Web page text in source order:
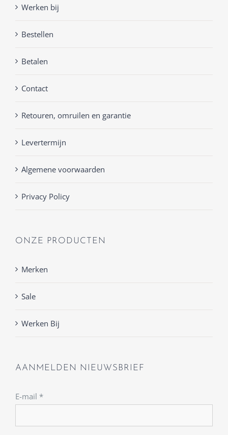
Werken bij
Bestellen
Betalen
Contact
Retouren, omruilen en garantie
Levertermijn
Algemene voorwaarden
Privacy Policy
ONZE PRODUCTEN
Merken
Sale
Werken Bij
AANMELDEN NIEUWSBRIEF
E-mail *